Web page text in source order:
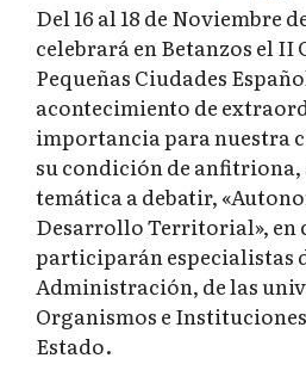
Del 16 al 18 de Noviembre
celebrará en Betanzos el II
Pequeñas Ciudades
acontecimiento de
importancia para nuestra
su condición de anfitriona,
temática a debatir,
Desarrollo Territorial», en
participarán especialistas
Administración, de las
Organismos e
Estado.